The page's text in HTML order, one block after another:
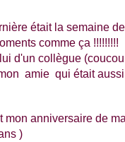
était la semaine
comme ça !!!!!!!!!
d'un collègue
amie qui était
mon anniversaire de
)